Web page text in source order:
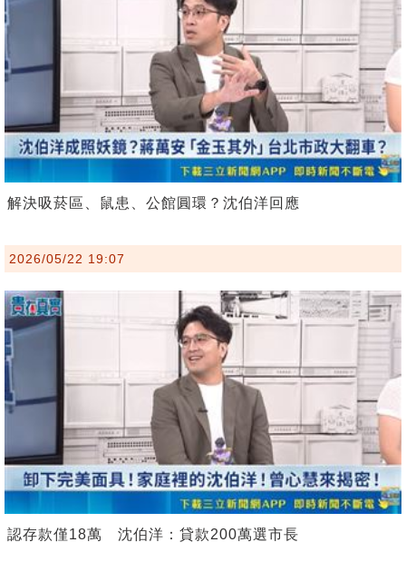
解決吸菸區、鼠患、公館圓環？沈伯洋回應
2026/05/22 19:07
認存款僅18萬 沈伯洋：貸款200萬選市長